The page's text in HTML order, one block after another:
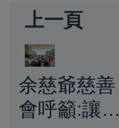
上一頁
余慈爺慈善
會呼籲:讓善